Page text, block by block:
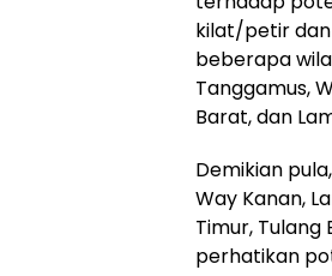
kilat/petir dan
beberapa
Tanggamus,
Barat, dan
Demikian
Way Kanan,
Timur, Tulang
perhatikan